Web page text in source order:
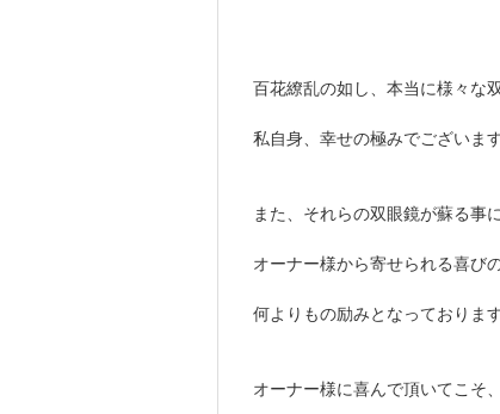
百花繚乱の如し、本当に様々な
私自身、幸せの極みでございます
また、それらの双眼鏡が蘇る事
オーナー様から寄せられる喜びの
何よりもの励みとなっております
オーナー様に喜んで頂いてこそ、